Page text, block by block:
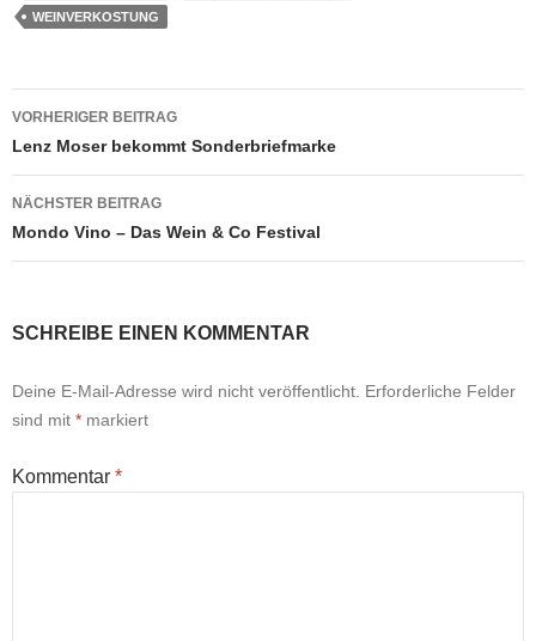
WEINVERKOSTUNG
Beitragsnavigation
VORHERIGER BEITRAG
Lenz Moser bekommt Sonderbriefmarke
NÄCHSTER BEITRAG
Mondo Vino – Das Wein & Co Festival
SCHREIBE EINEN KOMMENTAR
Deine E-Mail-Adresse wird nicht veröffentlicht. Erforderliche Felder
sind mit * markiert
Kommentar *